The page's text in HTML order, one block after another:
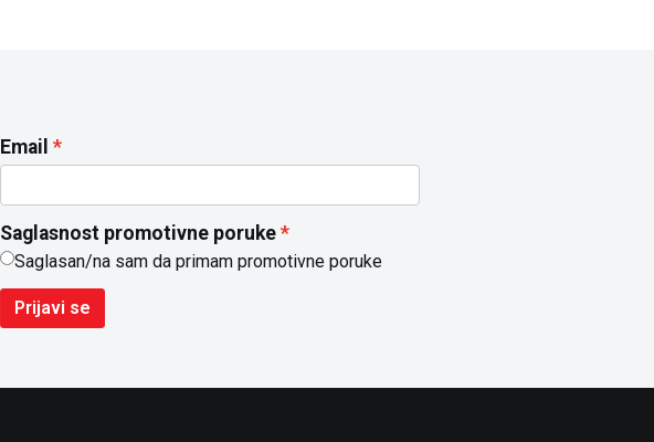
Email
Saglasnost promotivne poruke
Saglasan/na sam da primam promotivne poruke
Prijavi se